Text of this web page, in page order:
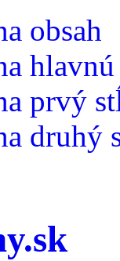
obsah
prvý
druhý